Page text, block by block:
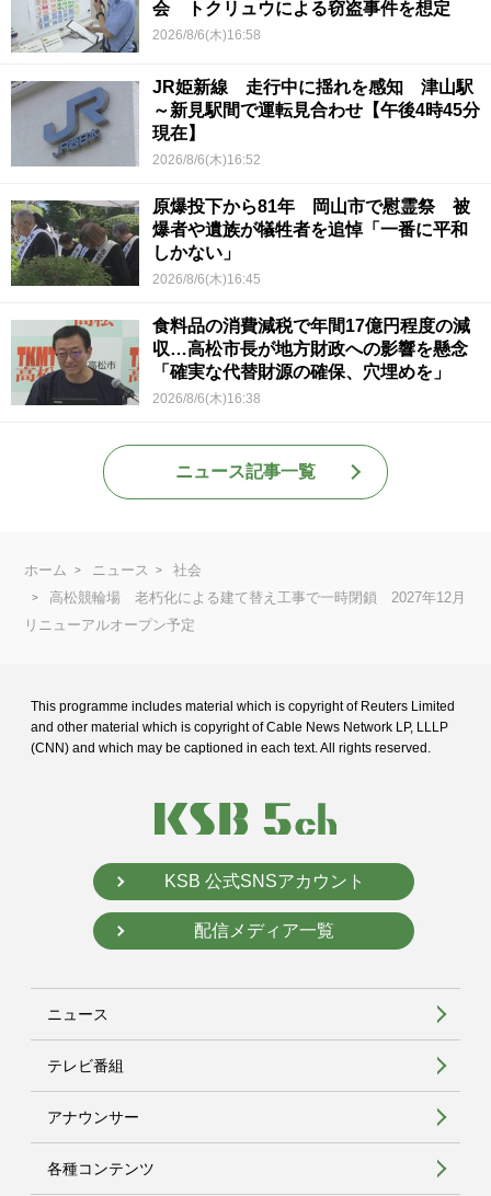
会 トクリュウによる窃盗事件を想定
2026/8/6(木)16:58
JR姫新線 走行中に揺れを感知 津山駅
～新見駅間で運転見合わせ【午後4時45分
現在】
2026/8/6(木)16:52
原爆投下から81年 岡山市で慰霊祭 被
爆者や遺族が犠牲者を追悼「一番に平和
しかない」
2026/8/6(木)16:45
食料品の消費減税で年間17億円程度の減
収…高松市長が地方財政への影響を懸念
「確実な代替財源の確保、穴埋めを」
2026/8/6(木)16:38
ニュース記事一覧
ホーム ニュース
社会
高松競輪場 老朽化による建て替え工事で一時閉鎖 2027年12月
リニューアルオープン予定
This programme includes material which is copyright of Reuters Limited
and other material which is copyright of Cable News Network LP, LLLP
(CNN) and which may be captioned in each text. All rights reserved.
KSB 公式SNSアカウント
配信メディア一覧
ニュース
テレビ番組
アナウンサー
各種コンテンツ